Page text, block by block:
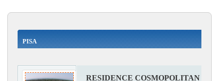
PISA
RESIDENCE COSMOPOLITAN